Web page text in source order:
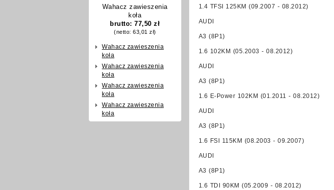
Wahacz zawieszenia
koła
brutto:77,50 zł
(netto:63,01 zł)
Wahacz zawieszenia
koła
Wahacz zawieszenia
koła
Wahacz zawieszenia
koła
Wahacz zawieszenia
koła
1.4 TFSI 125KM (09.2007 - 08.2012)
AUDI
A3 (8P1)
1.6 102KM (05.2003 - 08.2012)
AUDI
A3 (8P1)
1.6 E-Power 102KM (01.2011 - 08.2012)
AUDI
A3 (8P1)
1.6 FSI 115KM (08.2003 - 09.2007)
AUDI
A3 (8P1)
1.6 TDI 90KM (05.2009 - 08.2012)